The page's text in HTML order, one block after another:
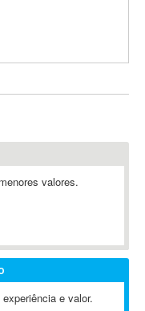
valores.
e valor.